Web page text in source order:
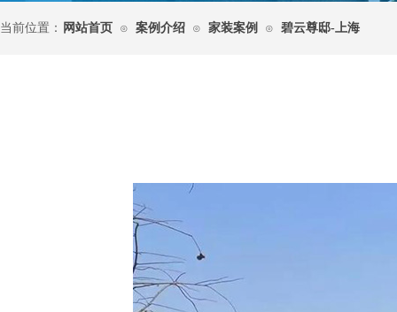
当前位置： 网站首页 ⊙ 案例介绍 ⊙ 家装案例 ⊙ 碧云尊邸-上海